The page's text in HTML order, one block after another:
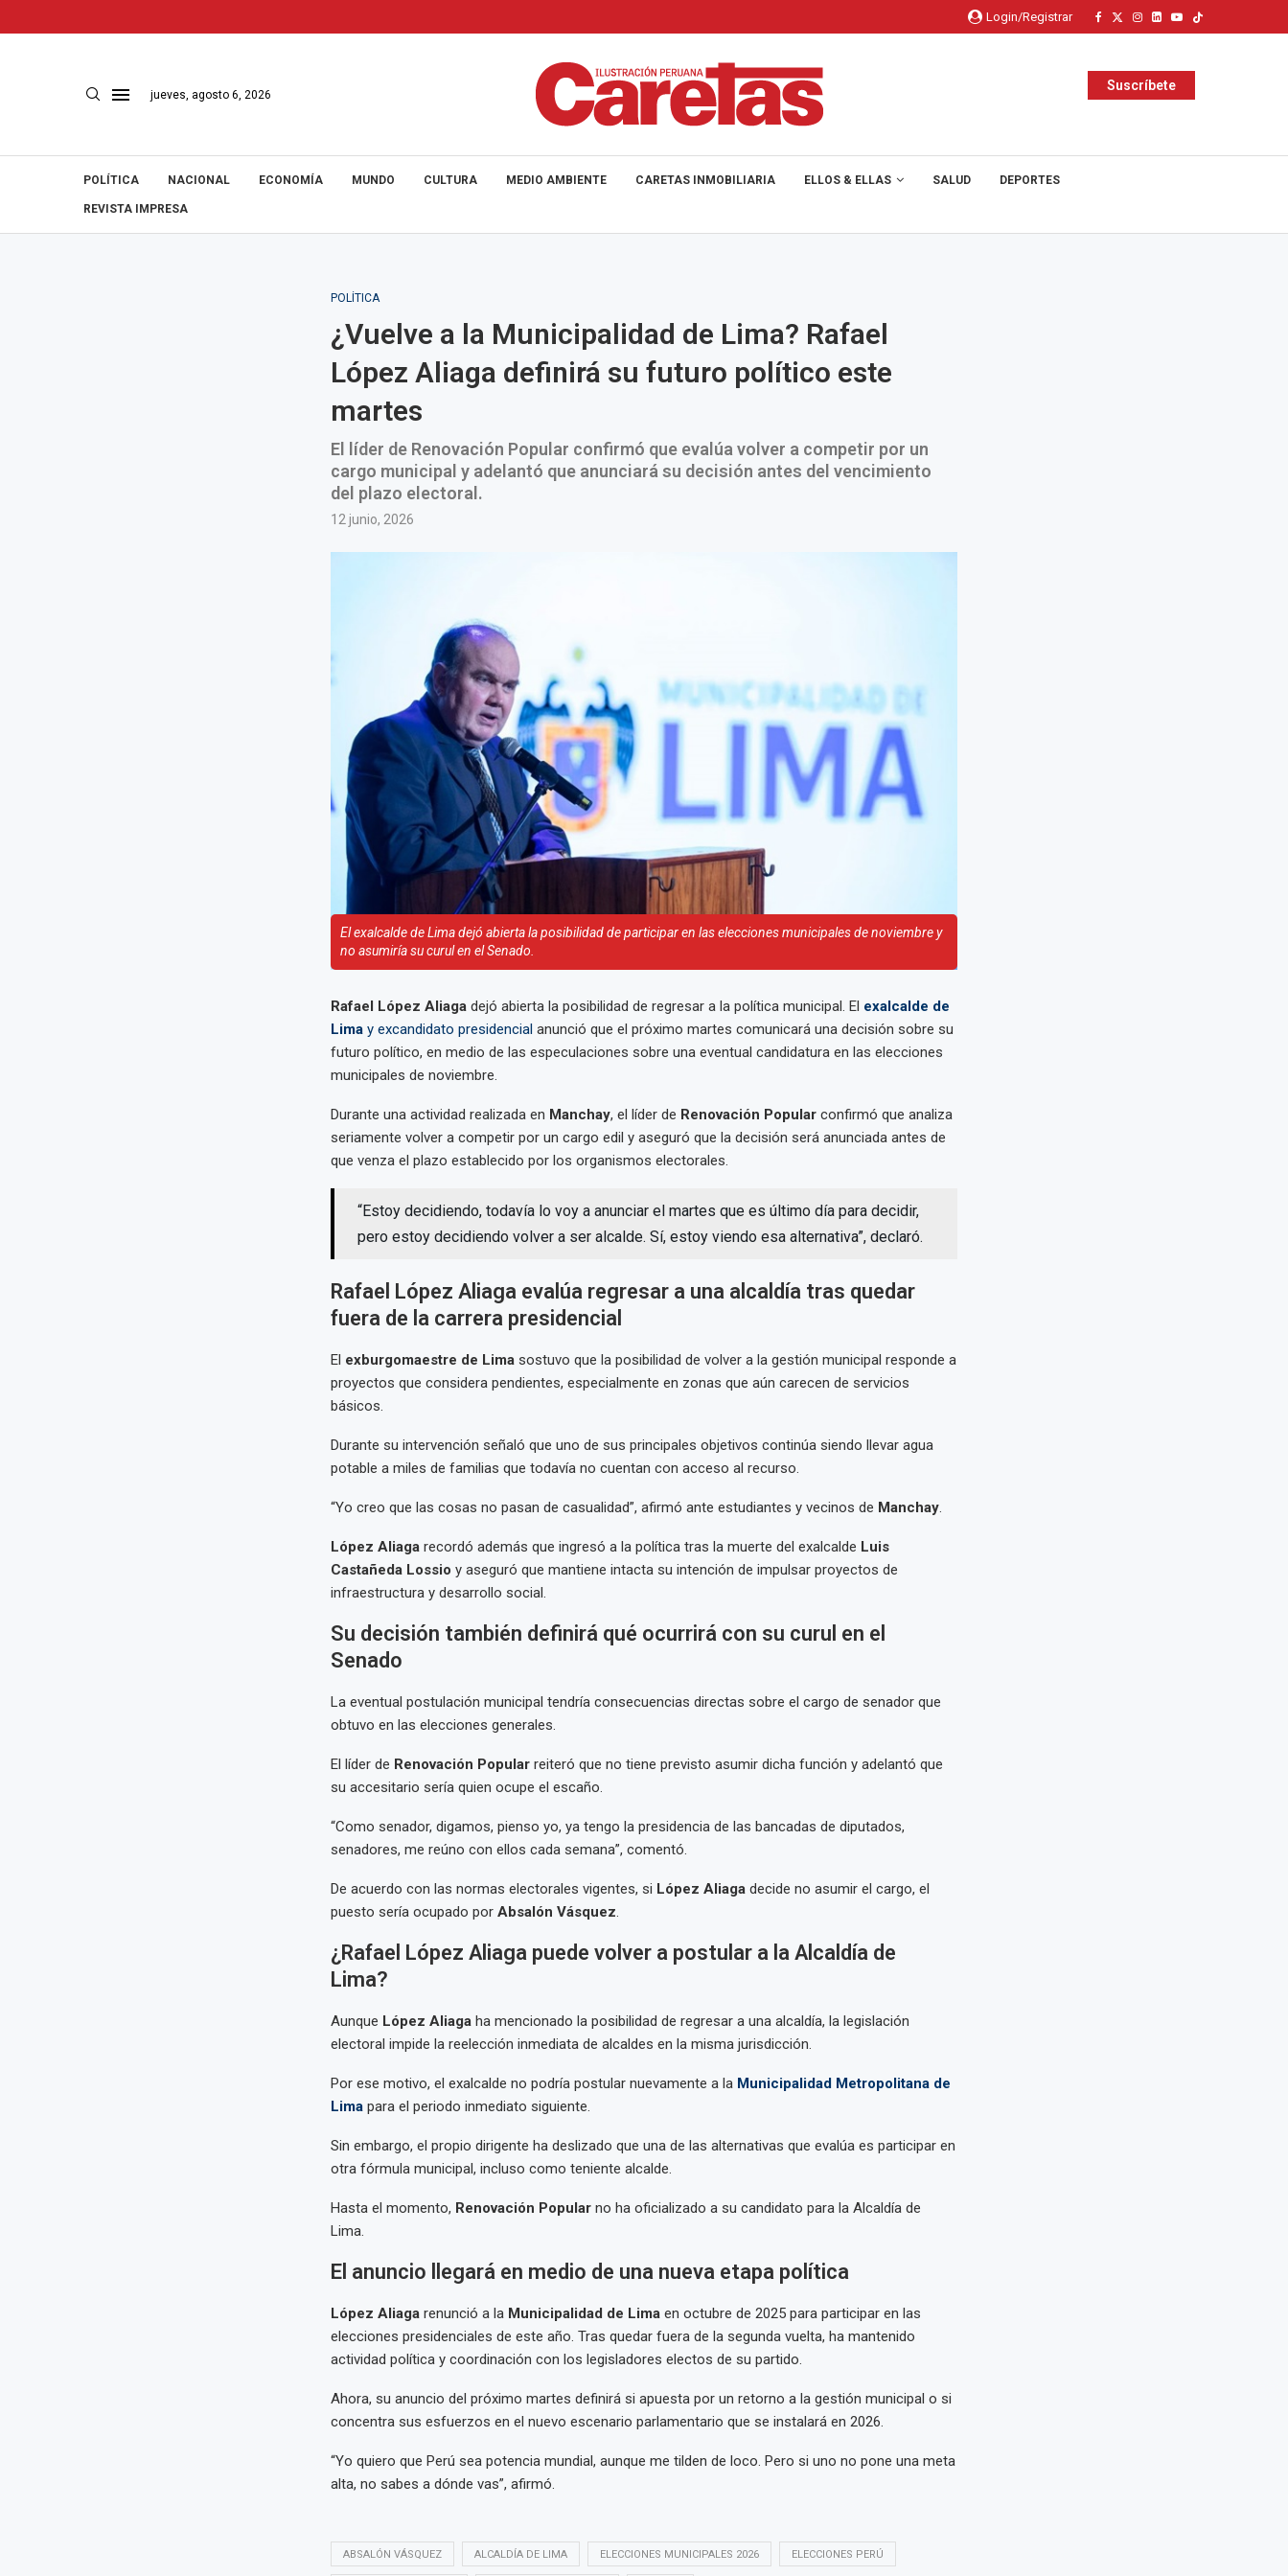
Login/Registrar
jueves, agosto 6, 2026
Suscríbete
POLÍTICA NACIONAL ECONOMÍA MUNDO CULTURA MEDIO AMBIENTE CARETAS INMOBILIARIA ELLOS & ELLAS SALUD DEPORTES
REVISTA IMPRESA
POLÍTICA
¿Vuelve a la Municipalidad de Lima? Rafael
López Aliaga definirá su futuro político este
martes
El líder de Renovación Popular confirmó que evalúa volver a competir por un
cargo municipal y adelantó que anunciará su decisión antes del vencimiento
del plazo electoral.
12 junio, 2026
El exalcalde de Lima dejó abierta la posibilidad de participar en las elecciones municipales de noviembre y
no asumiría su curul en el Senado.
Rafael López Aliaga dejó abierta la posibilidad de regresar a la política municipal. El exalcalde de
Limay excandidato presidencial anunció que el próximo martes comunicará una decisión sobre su
futuro político, en medio de las especulaciones sobre una eventual candidatura en las elecciones
municipales de noviembre.
Durante una actividad realizada en Manchay, el líder de Renovación Popular confirmó que analiza
seriamente volver a competir por un cargo edil y aseguró que la decisión será anunciada antes de
que venza el plazo establecido por los organismos electorales.
“Estoy decidiendo, todavía lo voy a anunciar el martes que es último día para decidir,
pero estoy decidiendo volver a ser alcalde. Sí, estoy viendo esa alternativa”, declaró.
Rafael López Aliaga evalúa regresar a una alcaldía tras quedar
fuera de la carrera presidencial
El exburgomaestre de Limasostuvo que la posibilidad de volver a la gestión municipal responde a
proyectos que considera pendientes, especialmente en zonas que aún carecen de servicios
básicos.
Durante su intervención señaló que uno de sus principales objetivos continúa siendo llevar agua
potable a miles de familias que todavía no cuentan con acceso al recurso.
“Yo creo que las cosas no pasan de casualidad”, afirmó ante estudiantes y vecinos de Manchay.
López Aliagarecordó además que ingresó a la política tras la muerte del exalcalde Luis
Castañeda Lossio y aseguró que mantiene intacta su intención de impulsar proyectos de
infraestructura y desarrollo social.
Su decisión también definirá qué ocurrirá con su curul en el
Senado
La eventual postulación municipal tendría consecuencias directas sobre el cargo de senador que
obtuvo en las elecciones generales.
El líder de Renovación Popular reiteró que no tiene previsto asumir dicha función y adelantó que
su accesitario sería quien ocupe el escaño.
“Como senador, digamos, pienso yo, ya tengo la presidencia de las bancadas de diputados,
senadores, me reúno con ellos cada semana”, comentó.
De acuerdo con las normas electorales vigentes, si López Aliagadecide no asumir el cargo, el
puesto sería ocupado por Absalón Vásquez.
¿Rafael López Aliaga puede volver a postular a la Alcaldía de
Lima?
Aunque López Aliaga ha mencionado la posibilidad de regresar a una alcaldía, la legislación
electoral impide la reelección inmediata de alcaldes en la misma jurisdicción.
Por ese motivo, el exalcalde no podría postular nuevamente a la Municipalidad Metropolitana de
Limapara el periodo inmediato siguiente.
Sin embargo, el propio dirigente ha deslizado que una de las alternativas que evalúa es participar en
otra fórmula municipal, incluso como teniente alcalde.
Hasta el momento, Renovación Popularno ha oficializado a su candidato para la Alcaldía de
Lima.
El anuncio llegará en medio de una nueva etapa política
López Aliagarenunció a la Municipalidad de Limaen octubre de 2025 para participar en las
elecciones presidenciales de este año. Tras quedar fuera de la segunda vuelta, ha mantenido
actividad política y coordinación con los legisladores electos de su partido.
Ahora, su anuncio del próximo martes definirá si apuesta por un retorno a la gestión municipal o si
concentra sus esfuerzos en el nuevo escenario parlamentario que se instalará en 2026.
“Yo quiero que Perú sea potencia mundial, aunque me tilden de loco. Pero si uno no pone una meta
alta, no sabes a dónde vas”, afirmó.
ABSALÓN VÁSQUEZ ALCALDÍA DE LIMA ELECCIONES MUNICIPALES 2026 ELECCIONES PERÚ